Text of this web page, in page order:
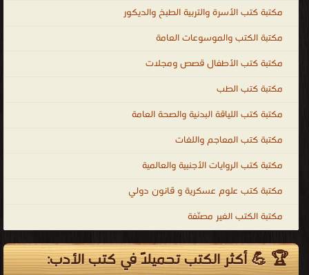
[ 1067 كتاب/كتب ]
كتب الشعر والمسرح